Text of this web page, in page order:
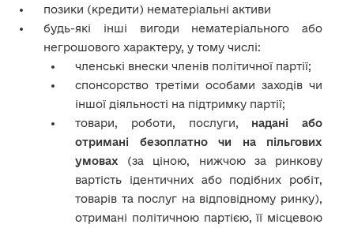
позики (кредити) нематеріальні активи
будь-які інші вигоди нематеріального або
негрошового характеру, у тому числі:
членські внески членів політичної партії;
спонсорство третіми особами заходів чи
іншої діяльності на підтримку партії;
товари, роботи, послуги, надані або
отримані безоплатно чи на пільгових
умовах (за ціною, нижчою за ринкову
вартість ідентичних або подібних робіт,
товарів та послуг на відповідному ринку),
отримані політичною партією, її місцевою